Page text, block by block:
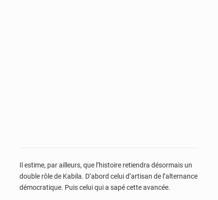
Il estime, par ailleurs, que l’histoire retiendra désormais un
double rôle de Kabila. D’abord celui d’artisan de l’alternance
démocratique. Puis celui qui a sapé cette avancée.